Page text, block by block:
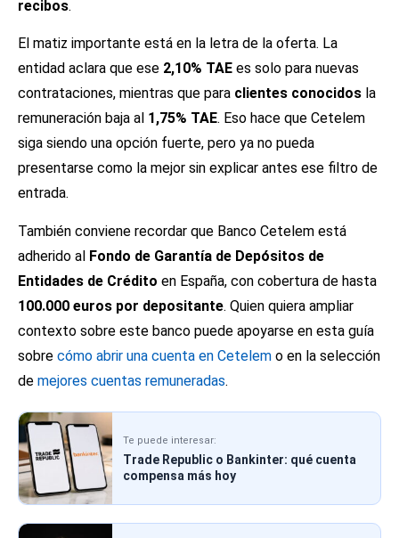
recibos.
El matiz importante está en la letra de la oferta. La
entidad aclara que ese 2,10% TAE es solo para nuevas
contrataciones, mientras que para clientes conocidos la
remuneración baja al 1,75% TAE. Eso hace que Cetelem
siga siendo una opción fuerte, pero ya no pueda
presentarse como la mejor sin explicar antes ese filtro de
entrada.
También conviene recordar que Banco Cetelem está
adherido al Fondo de Garantía de Depósitos de
Entidades de Crédito en España, con cobertura de hasta
100.000 euros por depositante. Quien quiera ampliar
contexto sobre este banco puede apoyarse en esta guía
sobre cómo abrir una cuenta en Cetelem o en la selección
de mejores cuentas remuneradas.
Te puede interesar:
Trade Republic o Bankinter: qué cuenta
compensa más hoy